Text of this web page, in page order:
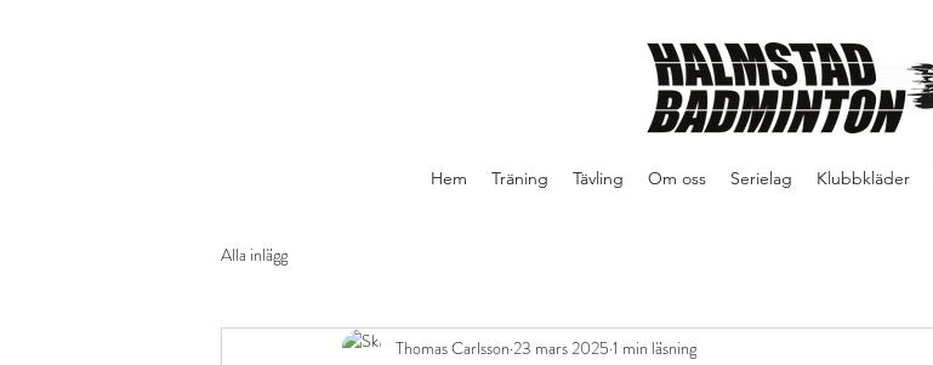
Hem Träning Tävling Om oss Serielag Klubbkläder
Alla inlägg
Thomas Carlsson 23 mars 2025 1 min läsning